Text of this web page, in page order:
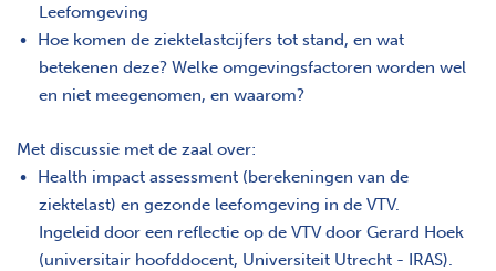
Leefomgeving
Hoe komen de ziektelastcijfers tot stand, en wat
betekenen deze? Welke omgevingsfactoren worden wel
en niet meegenomen, en waarom?
Met discussie met de zaal over:
Health impact assessment (berekeningen van de
ziektelast) en gezonde leefomgeving in de VTV.
Ingeleid door een reflectie op de VTV door Gerard Hoek
(universitair hoofddocent, Universiteit Utrecht - IRAS).